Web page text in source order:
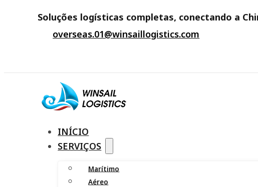
Soluções logísticas completas, conectando a
overseas.01@winsaillogistics.com
INÍCIO
SERVIÇOS
Marítimo
Aéreo